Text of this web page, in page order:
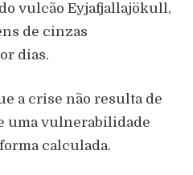
vulcão Eyjafjallajökull,
de cinzas
dias.
a crise não resulta de
uma vulnerabilidade
calculada.